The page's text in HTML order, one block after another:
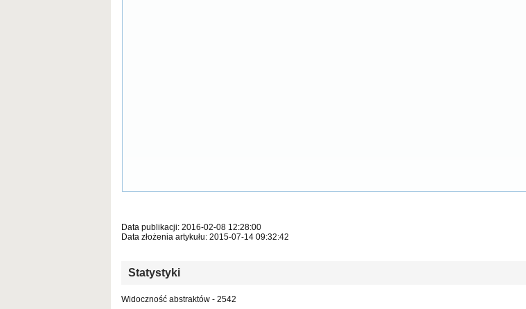
Data publikacji: 2016-02-08 12:28:00
Data złożenia artykułu: 2015-07-14 09:32:42
Statystyki
Widoczność abstraktów - 2542